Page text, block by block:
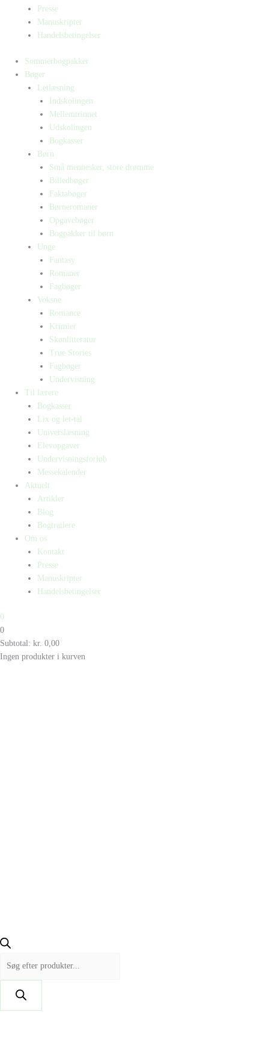
Presse
Manuskripter
Handelsbetingelser
Sommerbogpakker
Bøger
Letlæsning
Indskolingen
Mellemtrinnet
Udskolingen
Bogkasser
Børn
Små mennesker, store drømme
Billedbøger
Faktabøger
Børneromaner
Opgavebøger
Bogpakker til børn
Unge
Fantasy
Romaner
Fagbøger
Voksne
Romance
Krimier
Skønlitteratur
True Stories
Fagbøger
Undervisning
Til lærere
Bogkasser
Lix og let-tal
Universlæsning
Elevopgaver
Undervisningsforløb
Messekalender
Aktuelt
Artikler
Blog
Bogtrailere
Om os
Kontakt
Presse
Manuskripter
Handelsbetingelser
0
0
Subtotal: kr. 0,00
Ingen produkter i kurven